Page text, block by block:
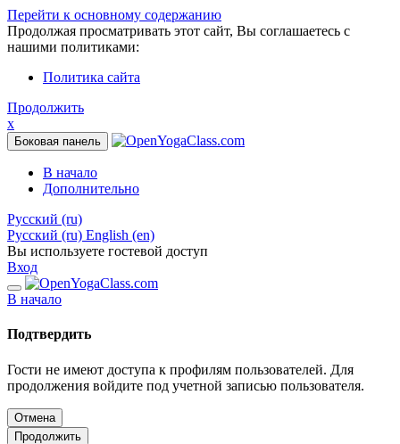
Перейти к основному содержанию
Продолжая просматривать этот сайт, Вы соглашаетесь с
нашими политиками:
Политика сайта
Продолжить
x
Боковая панель
В начало
Дополнительно
Русский ‎(ru)‎
Русский ‎(ru)‎ English ‎(en)‎
Вы используете гостевой доступ
Вход
В начало
Подтвердить
Гости не имеют доступа к профилям пользователей. Для
продолжения войдите под учетной записью пользователя.
Отмена
Продолжить